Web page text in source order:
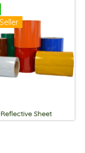
Reflective Sheet